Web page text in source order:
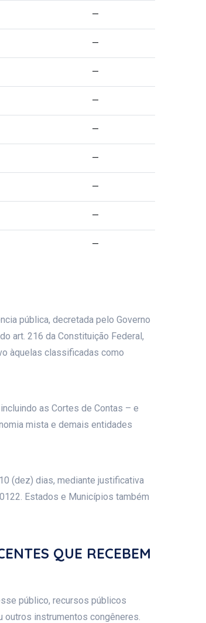
—
—
—
—
—
—
—
—
—
pública, decretada pelo Governo
art. 216 da Constituição Federal,
àquelas classificadas como
as Cortes de Contas – e
mista e demais entidades
(dez) dias, mediante justificativa
Estados e Municípios também
QUE RECEBEM
público, recursos públicos
outros instrumentos congêneres.